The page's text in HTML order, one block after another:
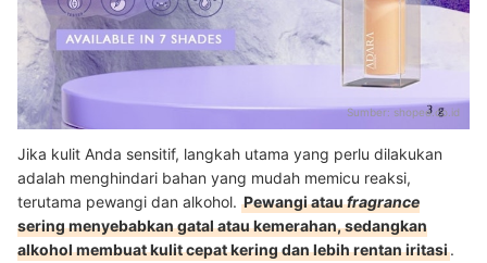
Sumber: shopee.co.id
Jika kulit Anda sensitif, langkah utama yang perlu dilakukan
adalah menghindari bahan yang mudah memicu reaksi,
terutama pewangi dan alkohol. Pewangi ataufragrance
sering menyebabkan gatal atau kemerahan, sedangkan
alkohol membuat kulit cepat kering dan lebih rentan iritasi.